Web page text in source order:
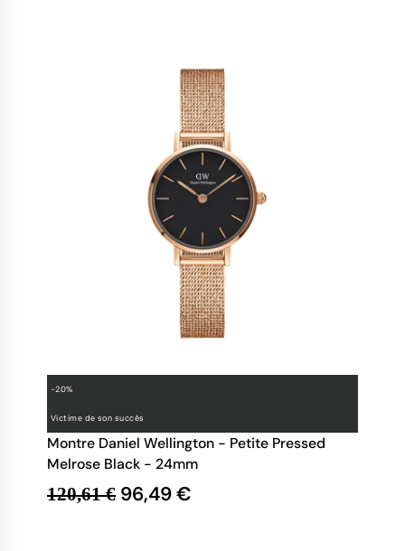
-20%
Victime de son succès
Montre Daniel Wellington - Petite Pressed
Melrose Black - 24mm
120,61 € 96,49 €